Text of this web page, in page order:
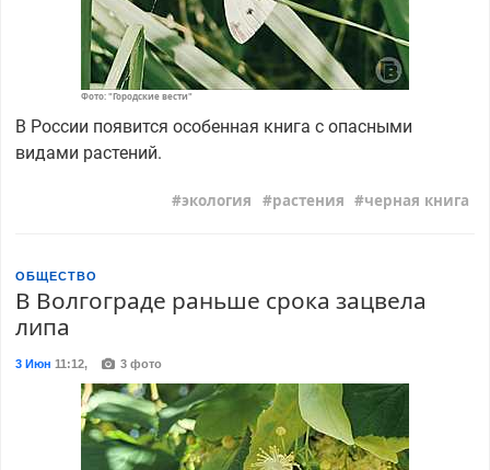
Фото: "Городские вести"
В России появится особенная книга с опасными
видами растений.
экология растения черная книга
ОБЩЕСТВО
В Волгограде раньше срока зацвела
липа
3 Июн 11:12, 3 фото